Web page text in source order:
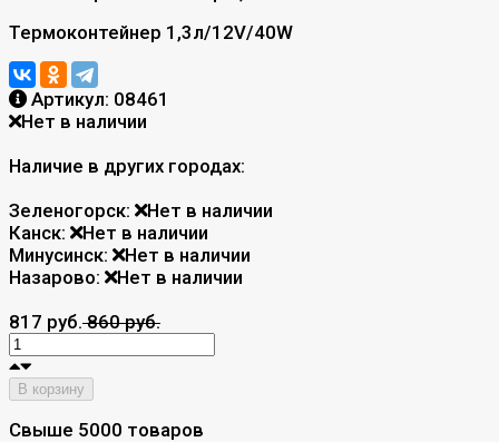
Термоконтейнер 1,3л/12V/40W
Артикул: 08461
Нет в наличии
Наличие в других городах:
Зеленогорск:
Нет в наличии
Канск:
Нет в наличии
Минусинск:
Нет в наличии
Назарово:
Нет в наличии
817 руб.860 руб.
В корзину
Свыше 5000 товаров